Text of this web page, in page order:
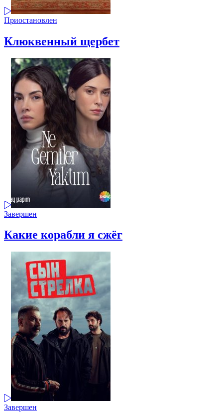
Приостановлен
Клюквенный щербет
Завершен
Какие корабли я сжёг
Завершен